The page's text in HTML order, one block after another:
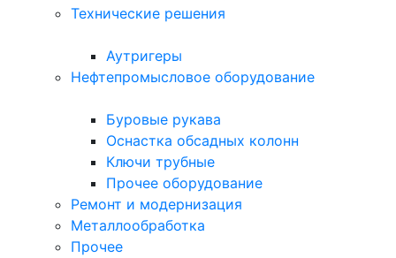
Технические решения
Аутригеры
Нефтепромысловое оборудование
Буровые рукава
Оснастка обсадных колонн
Ключи трубные
Прочее оборудование
Ремонт и модернизация
Металлообработка
Прочее